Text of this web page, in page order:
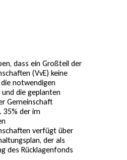
dass ein Großteil der
(VvE) keine
notwendigen
die geplanten
Gemeinschaft
35% der im
verfügt über
der als
des Rücklagenfonds